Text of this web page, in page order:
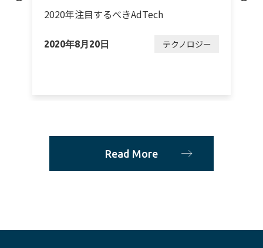
2020年注目するべきAdTech
2020年8月20日 テクノロジー
Read More